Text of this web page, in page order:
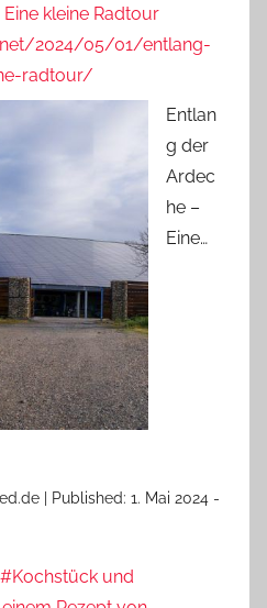
kleine Radtour
2024/05/01/entlang-
radtour/
Entlan
g der
Ardec
he –
Eine…
Published: 1. Mai 2024 -
und